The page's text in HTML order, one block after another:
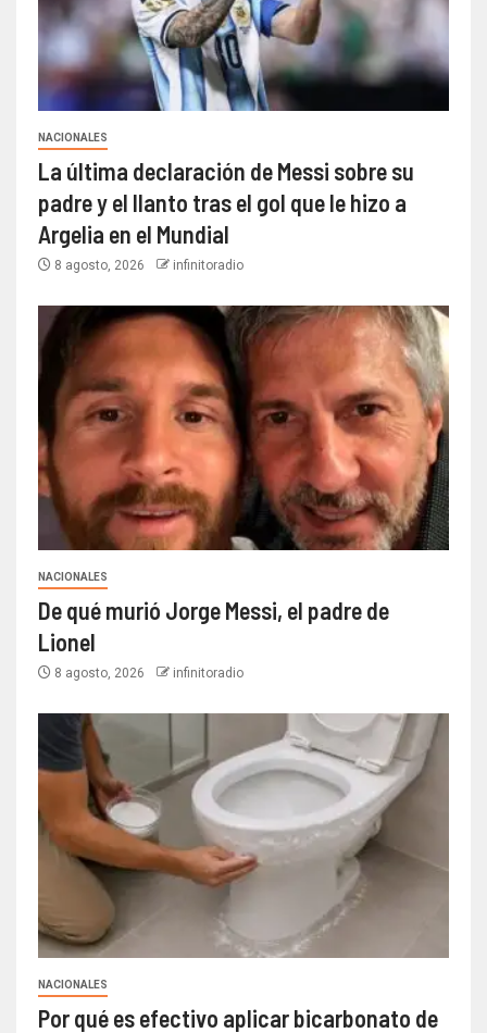
NACIONALES
La última declaración de Messi sobre su
padre y el llanto tras el gol que le hizo a
Argelia en el Mundial
8 agosto, 2026 infinitoradio
NACIONALES
De qué murió Jorge Messi, el padre de
Lionel
8 agosto, 2026 infinitoradio
NACIONALES
Por qué es efectivo aplicar bicarbonato de